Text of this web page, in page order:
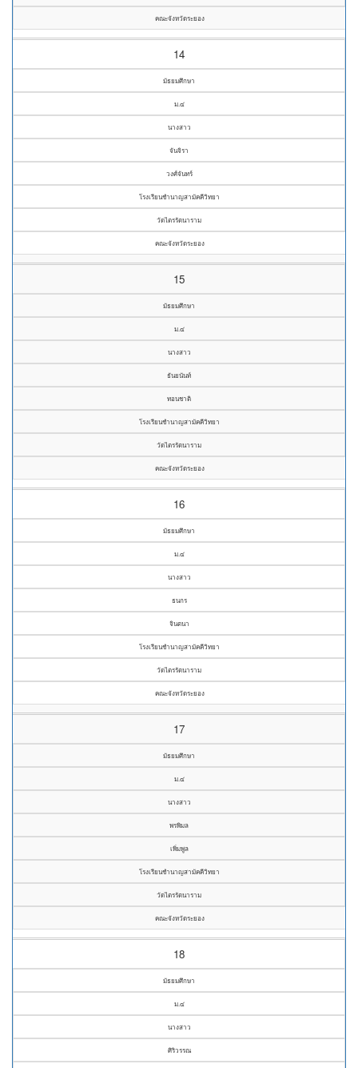
คณะจังหวัดระยอง
14
มัธยมศึกษา
ม.๔
นางสาว
จันจิรา
วงศ์จันทร์
โรงเรียนชำนาญสามัคคีวิทยา
วัดไตรรัตนาราม
คณะจังหวัดระยอง
15
มัธยมศึกษา
ม.๔
นางสาว
ธันยนันท์
ทอนชาติ
โรงเรียนชำนาญสามัคคีวิทยา
วัดไตรรัตนาราม
คณะจังหวัดระยอง
16
มัธยมศึกษา
ม.๔
นางสาว
ธนกร
จินตนา
โรงเรียนชำนาญสามัคคีวิทยา
วัดไตรรัตนาราม
คณะจังหวัดระยอง
17
มัธยมศึกษา
ม.๔
นางสาว
พรพิมล
เพิ่มพูล
โรงเรียนชำนาญสามัคคีวิทยา
วัดไตรรัตนาราม
คณะจังหวัดระยอง
18
มัธยมศึกษา
ม.๔
นางสาว
ศิริวรรณ